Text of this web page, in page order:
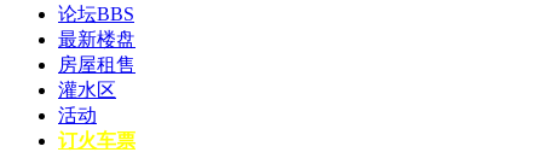
论坛BBS
最新楼盘
房屋租售
灌水区
活动
订火车票